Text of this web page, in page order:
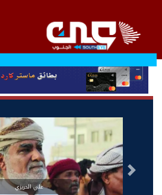
علي الحريزي
السابق